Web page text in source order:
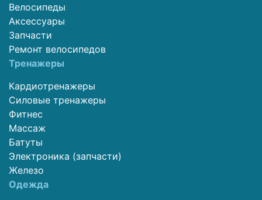
Велосипеды
Аксессуары
Запчасти
Ремонт велосипедов
Тренажеры
Кардиотренажеры
Силовые тренажеры
Фитнес
Массаж
Батуты
Электроника (запчасти)
Железо
Одежда